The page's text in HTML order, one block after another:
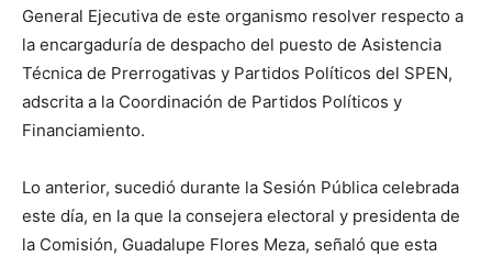
General Ejecutiva de este organismo resolver respecto a
la encargaduría de despacho del puesto de Asistencia
Técnica de Prerrogativas y Partidos Políticos del SPEN,
adscrita a la Coordinación de Partidos Políticos y
Financiamiento.
Lo anterior, sucedió durante la Sesión Pública celebrada
este día, en la que la consejera electoral y presidenta de
la Comisión, Guadalupe Flores Meza, señaló que esta